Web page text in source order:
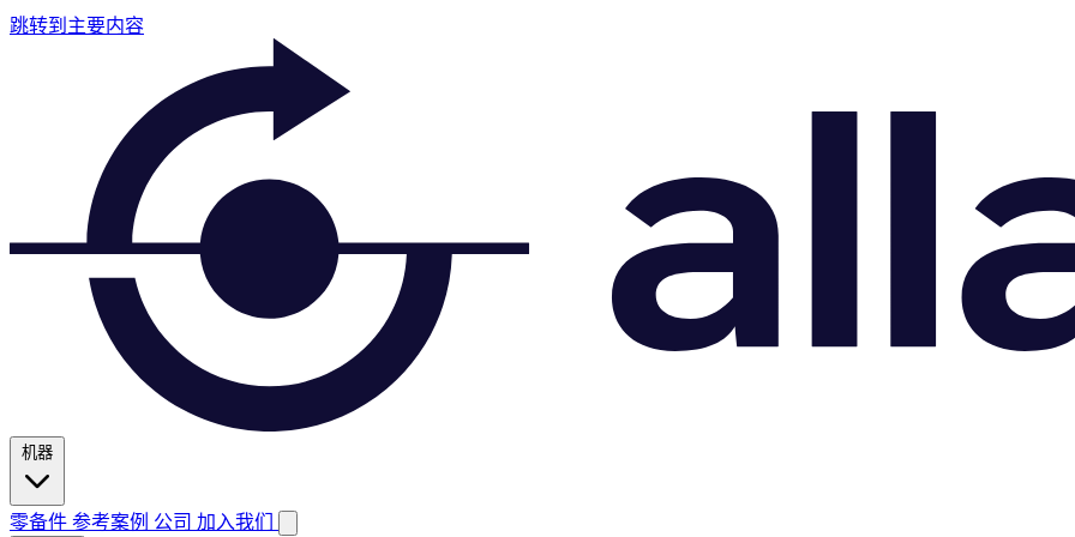
跳转到主要内容
机器
零备件 参考案例 公司 加入我们